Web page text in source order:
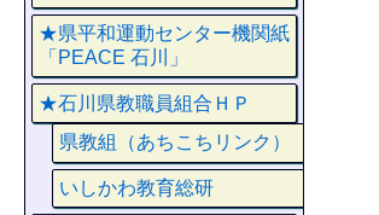
★県平和運動センター機関紙
「PEACE 石川」
★石川県教職員組合ＨＰ
県教組（あちこちリンク）
いしかわ教育総研